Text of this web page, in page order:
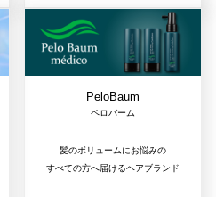
PeloBaum
ペロバーム
髪のボリュームにお悩みの
すべての方へ届けるヘアブランド